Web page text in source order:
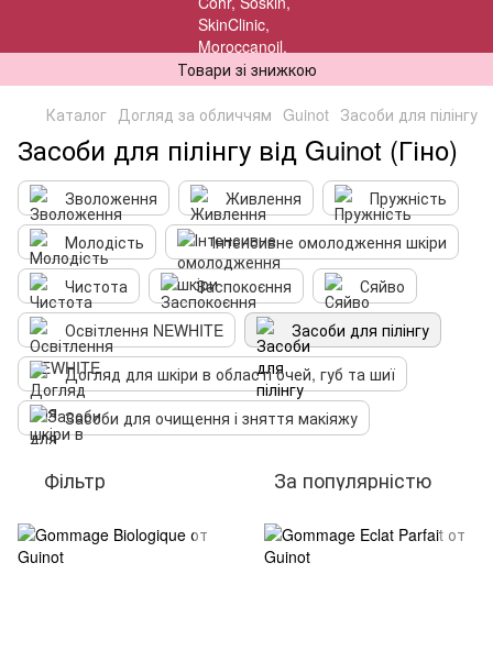
Товари зі знижкою
Каталог Догляд за обличчям Guinot Засоби для пілінгу
Засоби для пілінгу від Guinot (Гіно)
Зволоження Живлення
Пружність
Молодість
Інтенсивне омолодження шкіри
Чистота
Заспокоєння
Сяйво
Освітлення NEWHITE
Засоби для пілінгу
Догляд для шкіри в області очей, губ та шиї
Засоби для очищення і зняття макіяжу
Фільтр За популярністю